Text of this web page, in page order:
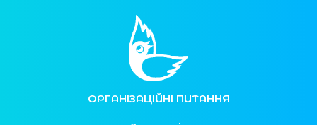
ОРГАНІЗАЦІЙНІ ПИТАННЯ